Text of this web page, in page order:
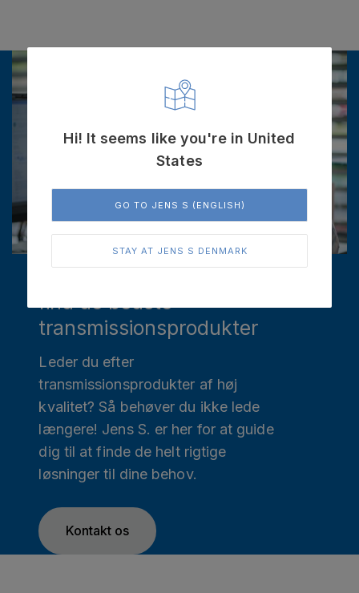
find de bedste
transmissionsprodukter
Leder du efter
transmissionsprodukter af høj
kvalitet? Så behøver du ikke lede
længere! Jens S. er her for at guide
dig til at finde de helt rigtige
løsninger til dine behov.
Kontakt os
Hi! It seems like you're in United
States
GO TO JENS S (ENGLISH)
STAY AT JENS S DENMARK